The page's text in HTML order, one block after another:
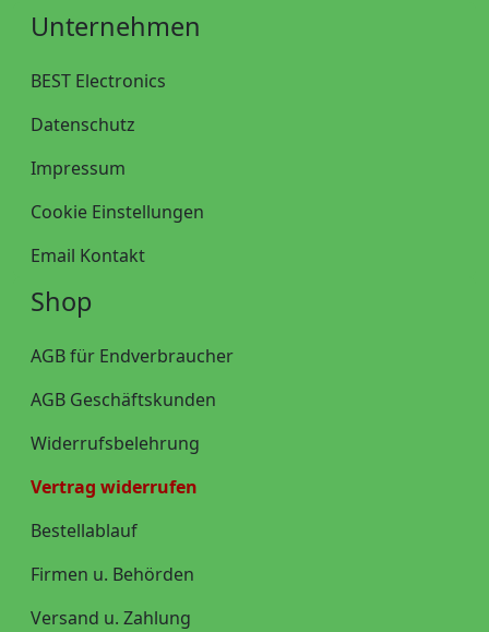
Unternehmen
BEST Electronics
Datenschutz
Impressum
Cookie Einstellungen
Email Kontakt
Shop
AGB für Endverbraucher
AGB Geschäftskunden
Widerrufsbelehrung
Vertrag widerrufen
Bestellablauf
Firmen u. Behörden
Versand u. Zahlung